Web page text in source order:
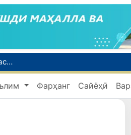
Дар вилояти Сурхондарё бо истифода аз ҳуҷҷатҳои қалбакӣ тасарруфи маблағҳои қарзӣ ба маблағи 25 миллиард сӯм ошкор гардид
Дар Ӯзбекистон ба шахсони бесарпаноҳ паноҳгоҳи муваққатӣ, кумаки иҷтимоӣ ва имконияти бо ҷойи кор таъмин шудан фароҳам карда мешавад
Дуввумин қатораи боркаши мустақим аз Беларус ба Ӯзбекистон фиристода шуд
Фарҳанг Сайёҳӣ